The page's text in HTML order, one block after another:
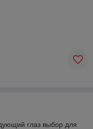
глаз выбор для